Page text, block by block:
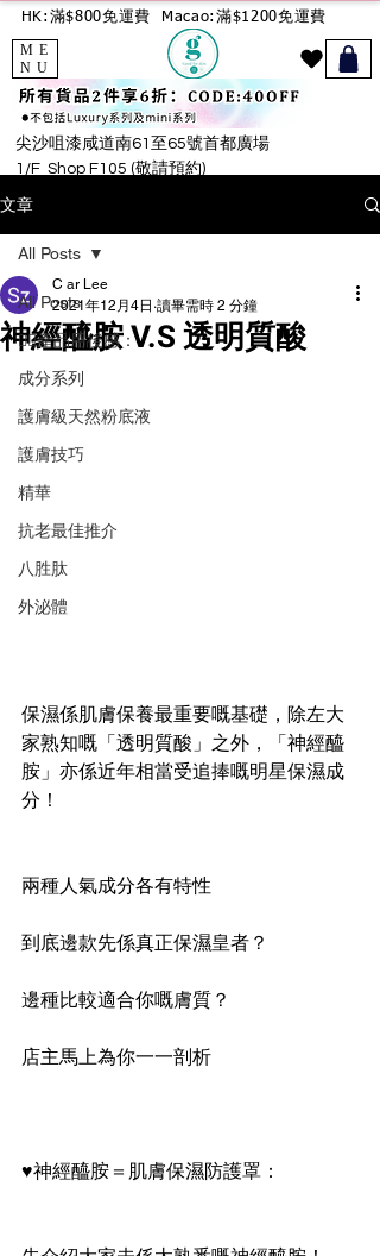
HK:滿$800免運費 Macao:滿$1200免運費
ME
NU
尖沙咀漆咸道南61至65號首都廣場
1/F Shop F105 (敬請預約)
文章
All Posts
🙋‍♀️產品用後感：
成分系列
護膚級天然粉底液
護膚技巧
精華
抗老最佳推介
八胜肽
外泌體
All Posts
神經醯胺 V.S 透明質酸
C ar Lee
2021年12月4日 讀畢需時 2 分鐘
保濕係肌膚保養最重要嘅基礎，除左大
家熟知嘅「透明質酸」之外，「神經醯
胺」亦係近年相當受追捧嘅明星保濕成
分！
兩種人氣成分各有特性
到底邊款先係真正保濕皇者？
邊種比較適合你嘅膚質？
店主馬上為你一一剖析
♥️神經醯胺＝肌膚保濕防護罩：